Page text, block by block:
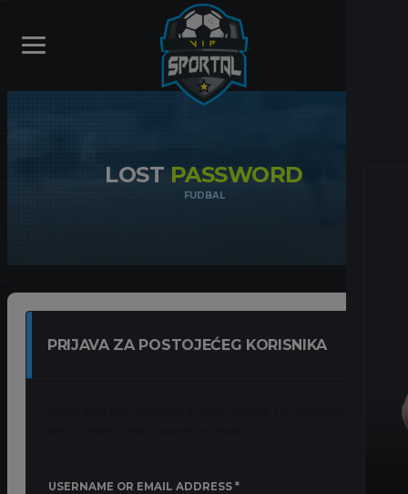
LOST PASSWORD
FUDBAL
PRIJAVA ZA POSTOJEĆEG KORISNIKA
USERNAME OR EMAIL ADDRESS *